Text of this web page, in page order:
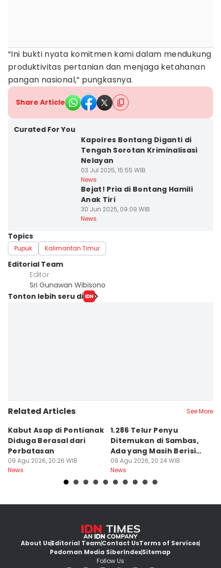
“Ini bukti nyata komitmen kami dalam mendukung
produktivitas pertanian dan menjaga ketahanan
pangan nasional,” pungkasnya.
Share Article
Curated For You
Kapolres Bontang Diganti di
Tengah Sorotan Kriminalisasi
Nelayan
03 Jul 2025, 15:55 WIB
News
Bejat! Pria di Bontang Hamili
Anak Tiri
30 Jun 2025, 09:09 WIB
News
Topics
Pupuk Kalimantan Timur
Editorial Team
Editor
Sri Gunawan Wibisono
Tonton lebih seru di
Related Articles See More
Kabut Asap di Pontianak
Diduga Berasal dari
Perbatasan
09 Agu 2026, 20:26 WIB
News
1.286 Telur Penyu
Ditemukan di Sambas,
Ada yang Masih Berisi
Embrio
09 Agu 2026, 20:24 WIB
News
About UsEditorial TeamContact UsTerms of Services
Pedoman Media SiberIndexSitemap
Follow Us